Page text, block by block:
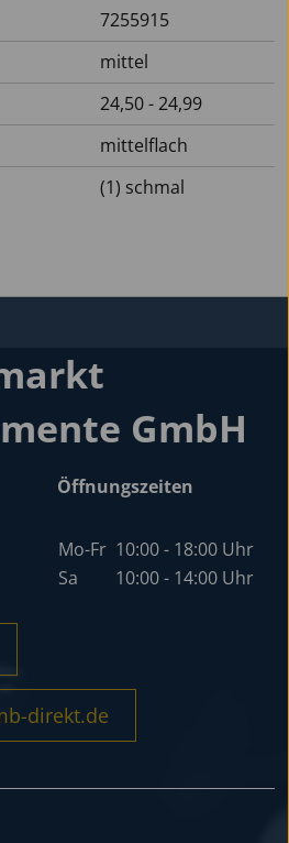
7255915
mittel
24,50 - 24,99
mittelflach
(1) schmal
GmbH
Öffnungszeiten
Mo-Fr 10:00 - 18:00 Uhr
Sa
10:00 - 14:00 Uhr
direkt.de